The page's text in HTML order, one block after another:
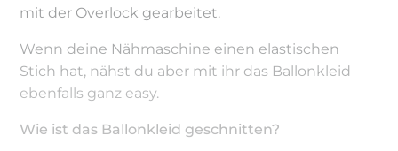
mit der Overlock gearbeitet.
Wenn deine Nähmaschine einen elastischen
Stich hat, nähst du aber mit ihr das Ballonkleid
ebenfalls ganz easy.
Wie ist das Ballonkleid geschnitten?